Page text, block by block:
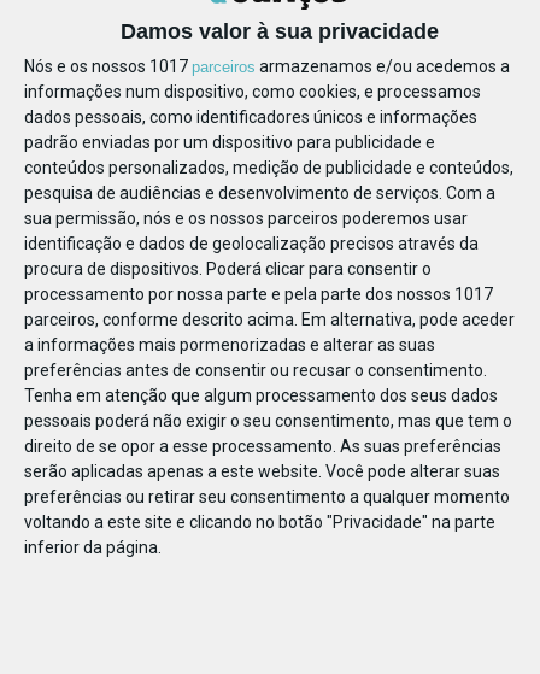
Damos valor à sua privacidade
Nós e os nossos 1017 parceiros armazenamos e/ou acedemos a
informações num dispositivo, como cookies, e processamos
dados pessoais, como identificadores únicos e informações
padrão enviadas por um dispositivo para publicidade e
conteúdos personalizados, medição de publicidade e conteúdos,
pesquisa de audiências e desenvolvimento de serviços. Com a
sua permissão, nós e os nossos parceiros poderemos usar
identificação e dados de geolocalização precisos através da
procura de dispositivos. Poderá clicar para consentir o
processamento por nossa parte e pela parte dos nossos 1017
parceiros, conforme descrito acima. Em alternativa, pode aceder
a informações mais pormenorizadas e alterar as suas
preferências antes de consentir ou recusar o consentimento.
Tenha em atenção que algum processamento dos seus dados
pessoais poderá não exigir o seu consentimento, mas que tem o
direito de se opor a esse processamento. As suas preferências
serão aplicadas apenas a este website. Você pode alterar suas
preferências ou retirar seu consentimento a qualquer momento
voltando a este site e clicando no botão "Privacidade" na parte
inferior da página.
498442010410525